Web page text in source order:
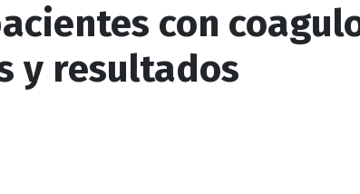
con
y resultados